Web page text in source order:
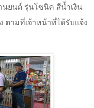
ยนต์ รุ่นโซนิค สีน้ำเงิน
ตามที่เจ้าหน้าที่ได้รับแจ้ง